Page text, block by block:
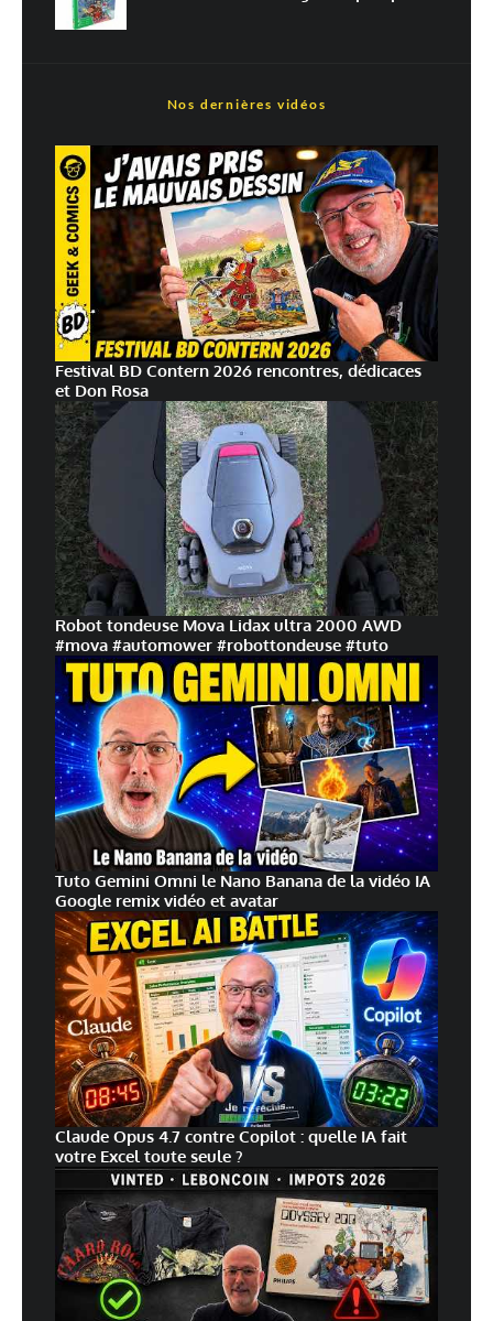
Nos dernières vidéos
Festival BD Contern 2026 rencontres, dédicaces
et Don Rosa
Robot tondeuse Mova Lidax ultra 2000 AWD
#mova #automower #robottondeuse #tuto
Tuto Gemini Omni le Nano Banana de la vidéo IA
Google remix vidéo et avatar
Claude Opus 4.7 contre Copilot : quelle IA fait
votre Excel toute seule ?